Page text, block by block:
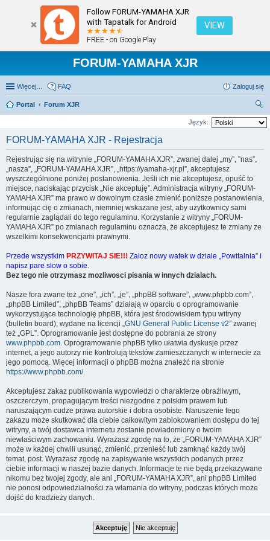
Follow FORUM-YAMAHA XJR
with Tapatalk for Android
FREE - on Google Play
VIEW
FORUM-YAMAHA XJR
Więcej… FAQ Zaloguj się
Portal
Forum XJR
zu
Język:
FORUM-YAMAHA XJR - Rejestracja
Rejestrując się na witrynie „FORUM-YAMAHA XJR”, zwanej dalej „my”, ”nas”,
„nasza”, „FORUM-YAMAHA XJR”, „https://yamaha-xjr.pl”, akceptujesz
wyszczególnione poniżej postanowienia. Jeśli ich nie akceptujesz, opuść to
miejsce, naciskając przycisk „Nie akceptuję”. Administracja witryny „FORUM-
YAMAHA XJR” ma prawo w dowolnym czasie zmienić poniższe postanowienia,
informując cię o zmianach, niemniej wskazane jest, aby użytkownicy sami
regularnie zaglądali do tego regulaminu. Korzystanie z witryny „FORUM-
YAMAHA XJR” po zmianach regulaminu oznacza, że akceptujesz te zmiany ze
wszelkimi konsekwencjami prawnymi.
Przede wszystkim PRZYWITAJ SIE!!! Zaloz nowy watek w dziale „Powitalnia” i
napisz pare slow o sobie.
Bez tego nie otrzymasz mozliwosci pisania w innych dzialach.
Nasze fora zwane też „one”, „ich”, „je”, „phpBB software”, „www.phpbb.com”,
„phpBB Limited”, „phpBB Teams” działają w oparciu o oprogramowanie
wykorzystujące technologię phpBB, która jest środowiskiem typu witryny
(bulletin board), wydane na licencji „GNU General Public License v2” zwanej
też „GPL”. Oprogramowanie jest dostępne do pobrania ze strony
www.phpbb.com. Oprogramowanie phpBB tylko ułatwia dyskusje przez
internet, a jego autorzy nie kontrolują tekstów zamieszczanych w internecie za
jego pomocą. Więcej informacji o phpBB można znaleźć na stronie
https://www.phpbb.com/.
Akceptujesz zakaz publikowania wypowiedzi o charakterze obraźliwym,
oszczerczym, propagującym treści niezgodne z polskim prawem lub
naruszającym cudze prawa autorskie i dobra osobiste. Naruszenie tego
zakazu może skutkować dla ciebie całkowitym zablokowaniem dostępu do tej
witryny, a twój dostawca internetu zostanie powiadomiony o twoim
niewłaściwym zachowaniu. Wyrażasz zgodę na to, że „FORUM-YAMAHA XJR”
może w każdej chwili usunąć, zmienić, przenieść lub zamknąć każdy twój
temat, post. Wyrażasz zgodę na zapisywanie wszystkich podanych przez
ciebie informacji w naszej bazie danych. Informacje te nie będą przekazywane
nikomu bez twojej zgody, ale ani „FORUM-YAMAHA XJR”, ani phpBB Limited
nie ponosi odpowiedzialności za włamania do witryny, podczas których może
dojść do kradzieży danych.